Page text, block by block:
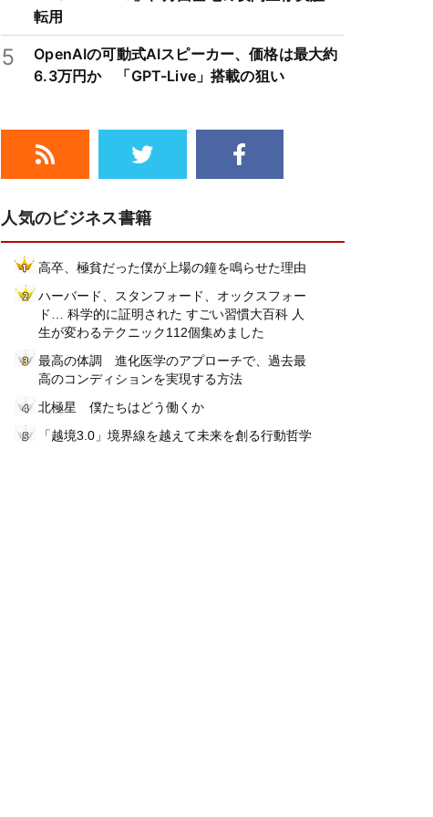
転用
5
OpenAIの可動式AIスピーカー、価格は最大約
6.3万円か 「GPT-Live」搭載の狙い
人気のビジネス書籍
高卒、極貧だった僕が上場の鐘を鳴らせた理由
ハーバード、スタンフォード、オックスフォー
ド… 科学的に証明された すごい習慣大百科 人
生が変わるテクニック112個集めました
最高の体調 進化医学のアプローチで、過去最
高のコンディションを実現する方法
北極星 僕たちはどう働くか
「越境3.0」境界線を越えて未来を創る行動哲学